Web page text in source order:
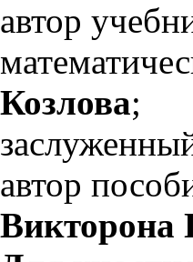
автор
Козлова;
автор
Викторона